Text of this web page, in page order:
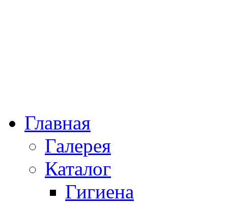
Главная
Галерея
Каталог
Гигиена